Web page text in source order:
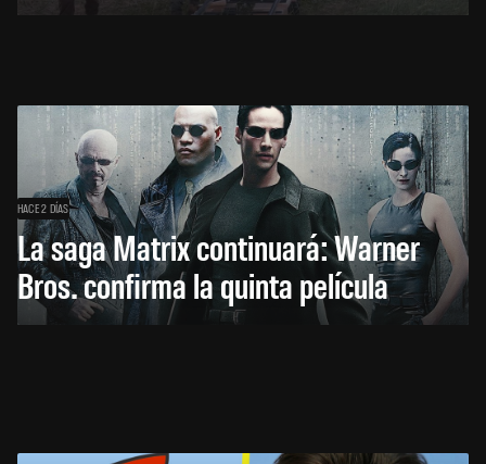
HACE 2 DÍAS
La saga Matrix continuará: Warner
Bros. confirma la quinta película